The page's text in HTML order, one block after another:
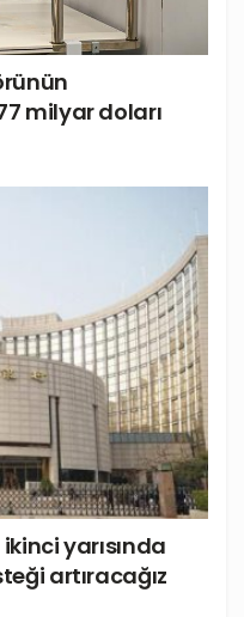
milyar doları
ikinci yarısında
artıracağız